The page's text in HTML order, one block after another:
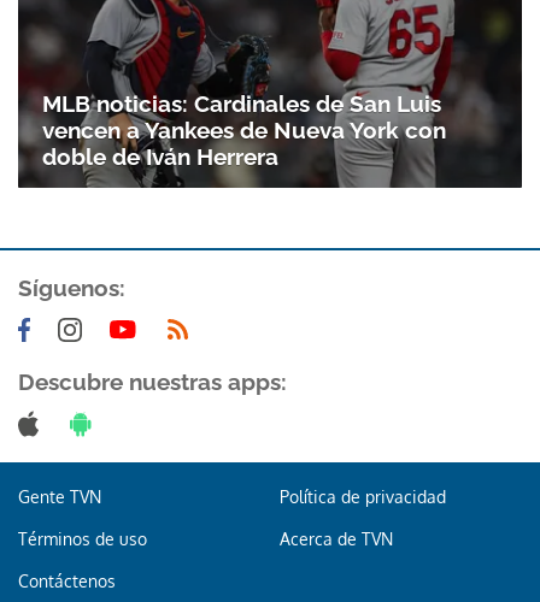
MLB noticias: Cardinales de San Luis
vencen a Yankees de Nueva York con
doble de Iván Herrera
Síguenos:
Descubre nuestras apps:
Gente TVN Política de privacidad
Términos de uso Acerca de TVN
Contáctenos